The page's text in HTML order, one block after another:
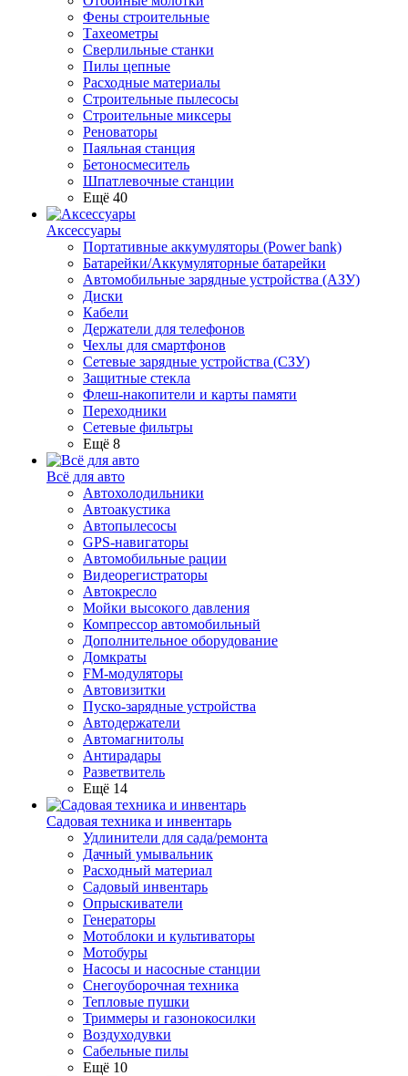
Фены строительные
Тахеометры
Сверлильные станки
Пилы цепные
Расходные материалы
Строительные пылесосы
Строительные миксеры
Реноваторы
Паяльная станция
Бетоносмеситель
Шпатлевочные станции
Ещё 40
Аксессуары
Портативные аккумуляторы (Power bank)
Батарейки/Аккумуляторные батарейки
Автомобильные зарядные устройства (АЗУ)
Диски
Кабели
Держатели для телефонов
Чехлы для смартфонов
Сетевые зарядные устройства (СЗУ)
Защитные стекла
Флеш-накопители и карты памяти
Переходники
Сетевые фильтры
Ещё 8
Всё для авто
Автохолодильники
Автоакустика
Автопылесосы
GPS-навигаторы
Автомобильные рации
Видеорегистраторы
Автокресло
Мойки высокого давления
Компрессор автомобильный
Дополнительное оборудование
Домкраты
FM-модуляторы
Автовизитки
Пуско-зарядные устройства
Автодержатели
Автомагнитолы
Антирадары
Разветвитель
Ещё 14
Садовая техника и инвентарь
Удлинители для сада/ремонта
Дачный умывальник
Расходный материал
Садовый инвентарь
Опрыскиватели
Генераторы
Мотоблоки и культиваторы
Мотобуры
Насосы и насосные станции
Снегоуборочная техника
Тепловые пушки
Триммеры и газонокосилки
Воздуходувки
Сабельные пилы
Ещё 10